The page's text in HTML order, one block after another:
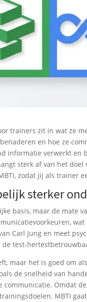
trainers zit in wat ze
en hoe ze
informatie verwerkt en
sterk af van het
zodat jij als trainer
sterker
basis, maar de mate
Carl Jung en meet
de test-
maar het is goed om
de snelheid van
Omdat
MBTI